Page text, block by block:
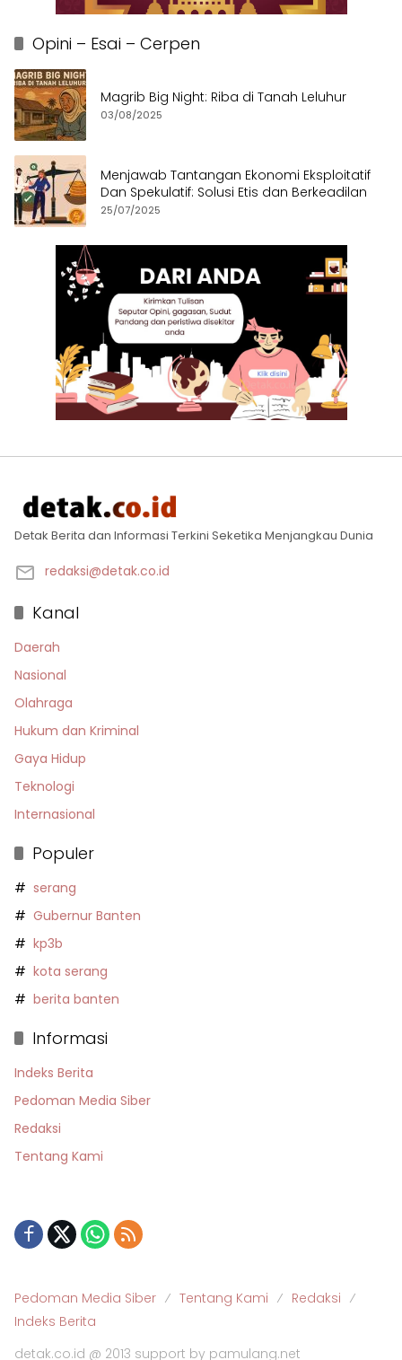
Opini – Esai – Cerpen
Magrib Big Night: Riba di Tanah Leluhur
03/08/2025
Menjawab Tantangan Ekonomi Eksploitatif
Dan Spekulatif: Solusi Etis dan Berkeadilan
25/07/2025
Detak Berita dan Informasi Terkini Seketika Menjangkau Dunia
redaksi@detak.co.id
Kanal
Daerah
Nasional
Olahraga
Hukum dan Kriminal
Gaya Hidup
Teknologi
Internasional
Populer
serang
Gubernur Banten
kp3b
kota serang
berita banten
Informasi
Indeks Berita
Pedoman Media Siber
Redaksi
Tentang Kami
Pedoman Media Siber Tentang Kami
Redaksi
Indeks Berita
detak.co.id @ 2013 support by pamulang.net